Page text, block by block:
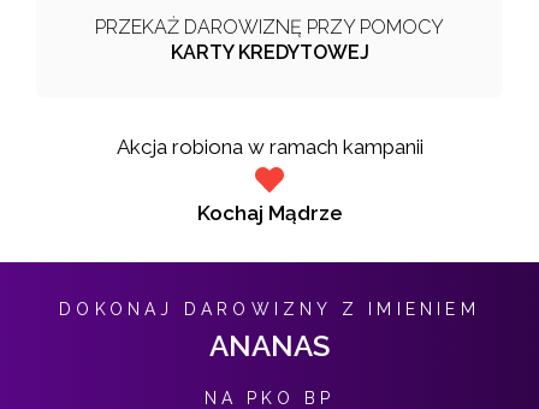
PRZEKAŻ DAROWIZNĘ PRZY POMOCY
KARTY KREDYTOWEJ
Akcja robiona w ramach kampanii
Kochaj Mądrze
DOKONAJ DAROWIZNY Z IMIENIEM
ANANAS
NA PKO BP